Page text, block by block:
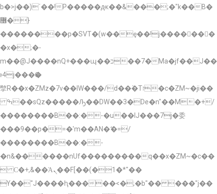
b�>j��)΄��!P�����ԫ��&���;�"k��B�
޶�}
��������p�SVT�(w��ę��!j�������
�x�;�-
m��@J����nQ+���պ��כ��7�Ma�jf��J��
ͱ4j���Ѳ�
撆R��x�ZMz�7v��IW���/d��ٞ�Тז�c�ZM~�ji��
ߒ��sQz�����Ԡ��DW��3�De�n"��M�+/
��������B��:�-�u��IJ���7j�委
���9��p�=�'m��AN�ޭ�=/
��������B��:�-
�n&������nUf���������q��x�ZM~�c��
 Ϲ�+,&��Ὰܢ��F[��(�1�*"��
ϒ��"J����ԧ�����<�;�b"�� ���"j��